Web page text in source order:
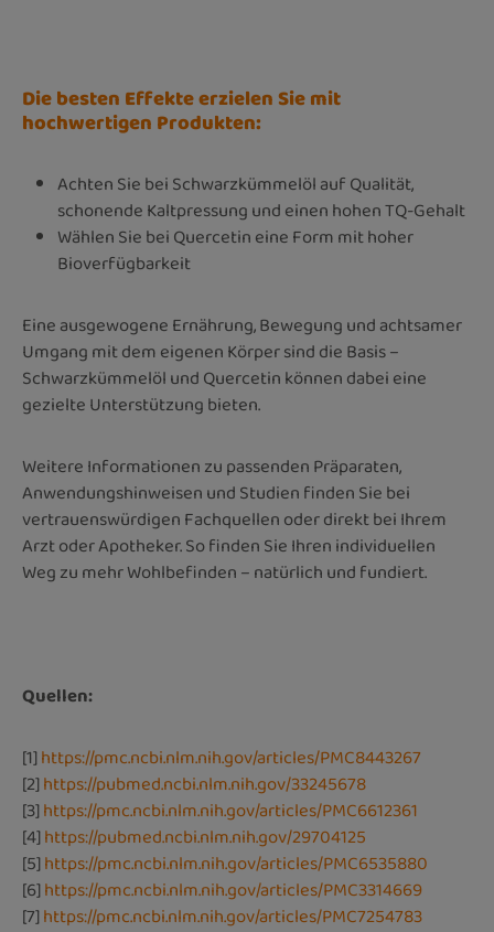
Die besten Effekte erzielen Sie mit
hochwertigen Produkten:
Achten Sie bei Schwarzkümmelöl auf Qualität,
schonende Kaltpressung und einen hohen TQ-Gehalt
Wählen Sie bei Quercetin eine Form mit hoher
Bioverfügbarkeit
Eine ausgewogene Ernährung, Bewegung und achtsamer
Umgang mit dem eigenen Körper sind die Basis –
Schwarzkümmelöl und Quercetin können dabei eine
gezielte Unterstützung bieten.
Weitere Informationen zu passenden Präparaten,
Anwendungshinweisen und Studien finden Sie bei
vertrauenswürdigen Fachquellen oder direkt bei Ihrem
Arzt oder Apotheker. So finden Sie Ihren individuellen
Weg zu mehr Wohlbefinden – natürlich und fundiert.
Quellen:
[1]https://pmc.ncbi.nlm.nih.gov/articles/PMC8443267
[2]https://pubmed.ncbi.nlm.nih.gov/33245678
[3]https://pmc.ncbi.nlm.nih.gov/articles/PMC6612361
[4]https://pubmed.ncbi.nlm.nih.gov/29704125
[5]https://pmc.ncbi.nlm.nih.gov/articles/PMC6535880
[6]https://pmc.ncbi.nlm.nih.gov/articles/PMC3314669
[7]https://pmc.ncbi.nlm.nih.gov/articles/PMC7254783